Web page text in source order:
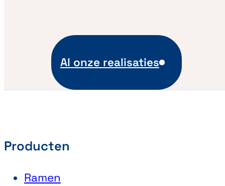
Al onze realisaties
Producten
Ramen